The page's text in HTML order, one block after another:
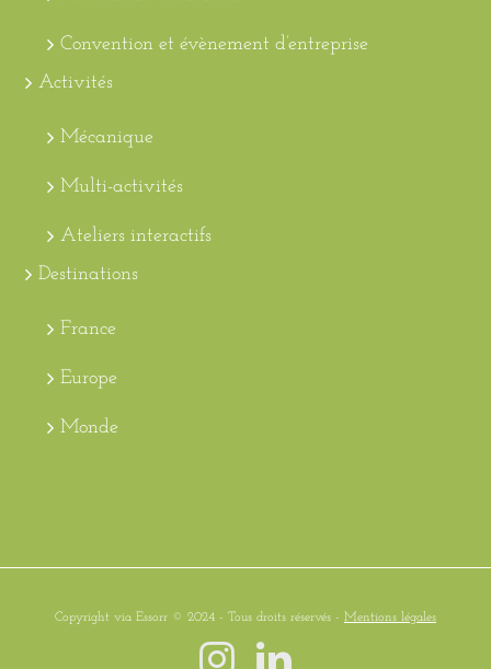
Convention et évènement d’entreprise
Activités
Mécanique
Multi-activités
Ateliers interactifs
Destinations
France
Europe
Monde
Copyright via Essorr © 2024 - Tous droits réservés - Mentions légales
Instagram
LinkedIn